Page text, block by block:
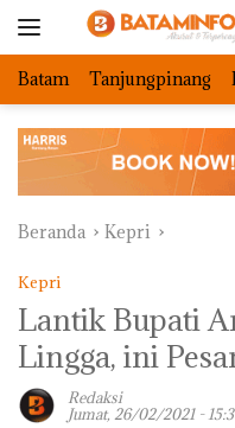
Batam Tanjungpinang
Beranda Kepri
Kepri
Lantik Bupati
Lingga, ini
Redaksi
Jumat, 26/02/2021 -